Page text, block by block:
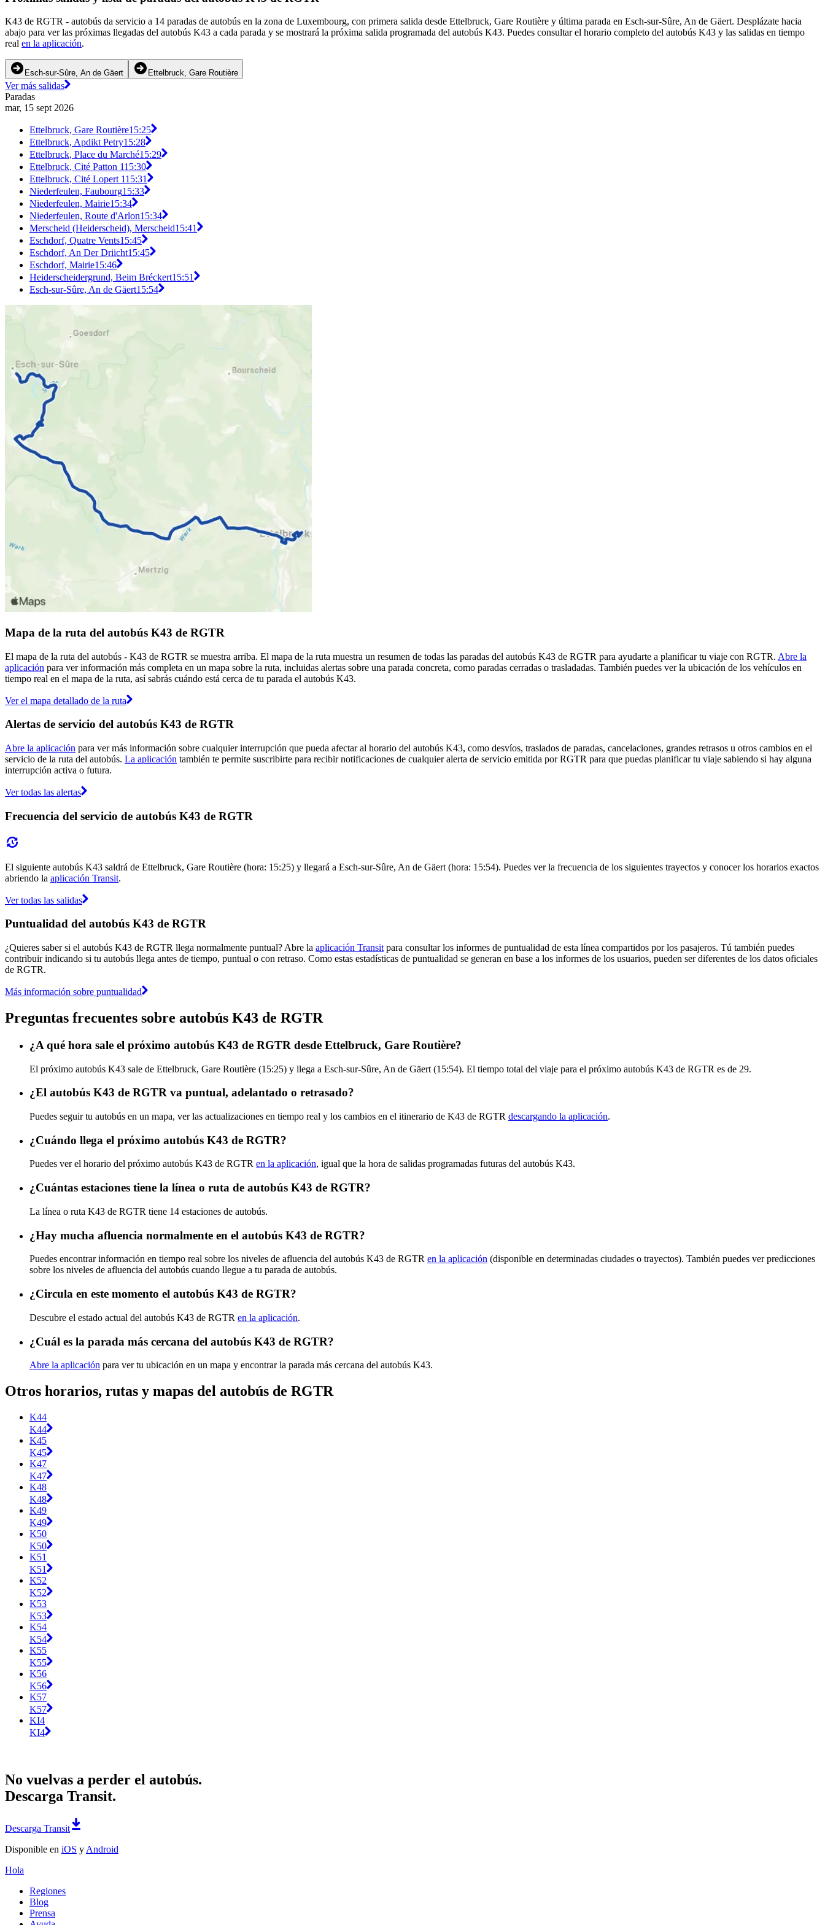
K43 de RGTR - autobús da servicio a 14 paradas de autobús en la zona de Luxembourg, con primera salida desde Ettelbruck, Gare Routière y última parada en Esch-sur-Sûre, An de Gäert. Desplázate hacia
abajo para ver las próximas llegadas del autobús K43 a cada parada y se mostrará la próxima salida programada del autobús K43. Puedes consultar el horario completo del autobús K43 y las salidas en tiempo
real en la aplicación.
Esch-sur-Sûre, An de Gäert Ettelbruck, Gare Routière
Ver más salidas
Paradas
mar, 15 sept 2026
Ettelbruck, Gare Routière15:25
Ettelbruck, Apdikt Petry15:28
Ettelbruck, Place du Marché15:29
Ettelbruck, Cité Patton 115:30
Ettelbruck, Cité Lopert 115:31
Niederfeulen, Faubourg15:33
Niederfeulen, Mairie15:34
Niederfeulen, Route d'Arlon15:34
Merscheid (Heiderscheid), Merscheid15:41
Eschdorf, Quatre Vents15:45
Eschdorf, An Der Driicht15:45
Eschdorf, Mairie15:46
Heiderscheidergrund, Beim Bréckert15:51
Esch-sur-Sûre, An de Gäert15:54
Mapa de la ruta del autobús K43 de RGTR
El mapa de la ruta del autobús - K43 de RGTR se muestra arriba. El mapa de la ruta muestra un resumen de todas las paradas del autobús K43 de RGTR para ayudarte a planificar tu viaje con RGTR. Abre la
aplicación para ver información más completa en un mapa sobre la ruta, incluidas alertas sobre una parada concreta, como paradas cerradas o trasladadas. También puedes ver la ubicación de los vehículos en
tiempo real en el mapa de la ruta, así sabrás cuándo está cerca de tu parada el autobús K43.
Ver el mapa detallado de la ruta
Alertas de servicio del autobús K43 de RGTR
Abre la aplicación para ver más información sobre cualquier interrupción que pueda afectar al horario del autobús K43, como desvíos, traslados de paradas, cancelaciones, grandes retrasos u otros cambios en el
servicio de la ruta del autobús. La aplicación también te permite suscribirte para recibir notificaciones de cualquier alerta de servicio emitida por RGTR para que puedas planificar tu viaje sabiendo si hay alguna
interrupción activa o futura.
Ver todas las alertas
Frecuencia del servicio de autobús K43 de RGTR
El siguiente autobús K43 saldrá de Ettelbruck, Gare Routière (hora: 15:25) y llegará a Esch-sur-Sûre, An de Gäert (hora: 15:54). Puedes ver la frecuencia de los siguientes trayectos y conocer los horarios exactos
abriendo la aplicación Transit.
Ver todas las salidas
Puntualidad del autobús K43 de RGTR
¿Quieres saber si el autobús K43 de RGTR llega normalmente puntual? Abre la aplicación Transit para consultar los informes de puntualidad de esta línea compartidos por los pasajeros. Tú también puedes
contribuir indicando si tu autobús llega antes de tiempo, puntual o con retraso. Como estas estadísticas de puntualidad se generan en base a los informes de los usuarios, pueden ser diferentes de los datos oficiales
de RGTR.
Más información sobre puntualidad
Preguntas frecuentes sobre autobús K43 de RGTR
¿A qué hora sale el próximo autobús K43 de RGTR desde Ettelbruck, Gare Routière?
El próximo autobús K43 sale de Ettelbruck, Gare Routière (15:25) y llega a Esch-sur-Sûre, An de Gäert (15:54). El tiempo total del viaje para el próximo autobús K43 de RGTR es de 29.
¿El autobús K43 de RGTR va puntual, adelantado o retrasado?
Puedes seguir tu autobús en un mapa, ver las actualizaciones en tiempo real y los cambios en el itinerario de K43 de RGTR descargando la aplicación.
¿Cuándo llega el próximo autobús K43 de RGTR?
Puedes ver el horario del próximo autobús K43 de RGTR en la aplicación, igual que la hora de salidas programadas futuras del autobús K43.
¿Cuántas estaciones tiene la línea o ruta de autobús K43 de RGTR?
La línea o ruta K43 de RGTR tiene 14 estaciones de autobús.
¿Hay mucha afluencia normalmente en el autobús K43 de RGTR?
Puedes encontrar información en tiempo real sobre los niveles de afluencia del autobús K43 de RGTR en la aplicación (disponible en determinadas ciudades o trayectos). También puedes ver predicciones
sobre los niveles de afluencia del autobús cuando llegue a tu parada de autobús.
¿Circula en este momento el autobús K43 de RGTR?
Descubre el estado actual del autobús K43 de RGTR en la aplicación.
¿Cuál es la parada más cercana del autobús K43 de RGTR?
Abre la aplicación para ver tu ubicación en un mapa y encontrar la parada más cercana del autobús K43.
Otros horarios, rutas y mapas del autobús de RGTR
K44
K44
K45
K45
K47
K47
K48
K48
K49
K49
K50
K50
K51
K51
K52
K52
K53
K53
K54
K54
K55
K55
K56
K56
K57
K57
KI4
KI4
No vuelvas a perder el autobús.
Descarga Transit.
Descarga Transit
Disponible en iOS y Android
Hola
Regiones
Blog
Prensa